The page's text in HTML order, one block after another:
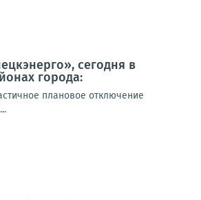
сегодня в
города:
плановое отключение